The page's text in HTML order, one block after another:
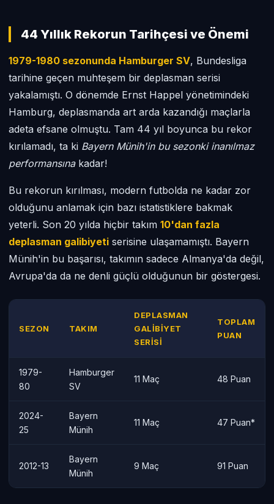
44 Yıllık Rekorun Tarihçesi ve Önemi
1979-1980 sezonunda Hamburger SV, Bundesliga
tarihine geçen muhteşem bir deplasman serisi
yakalamıştı. O dönemde Ernst Happel yönetimindeki
Hamburg, deplasmanda art arda kazandığı maçlarla
adeta efsane olmuştu. Tam 44 yıl boyunca bu rekor
kırılamadı, ta ki Bayern Münih'in bu sezonki inanılmaz
performansınakadar!
Bu rekorun kırılması, modern futbolda ne kadar zor
olduğunu anlamak için bazı istatistiklere bakmak
yeterli. Son 20 yılda hiçbir takım 10'dan fazla
deplasman galibiyeti serisine ulaşamamıştı. Bayern
Münih'in bu başarısı, takımın sadece Almanya'da değil,
Avrupa'da da ne denli güçlü olduğunun bir göstergesi.
SEZON TAKIM
DEPLASMAN
GALIBIYET
SERISI
TOPLAM
PUAN
1979-
80
Hamburger
SV
11 Maç 48 Puan
2024-
25
Bayern
Münih
11 Maç 47 Puan*
2012-13
Bayern
Münih
9 Maç 91 Puan